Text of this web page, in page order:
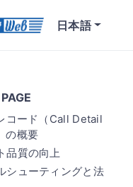
日本語
コード（Call Detail
の概要
品質の向上
シューティングと法